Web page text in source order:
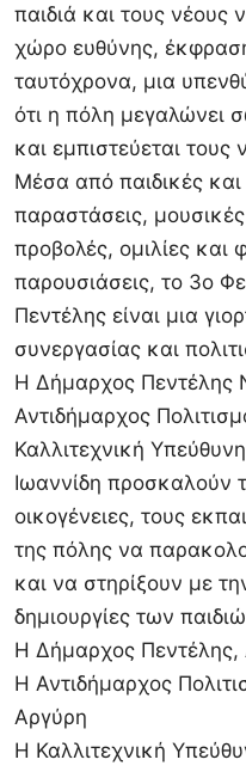
παιδιά και τους
χώρο ευθύνης,
ταυτόχρονα, μια
ότι η πόλη μεγαλώνει
και εμπιστεύεται τους
Μέσα από παιδικές και
παραστάσεις,
προβολές, ομιλίες και
παρουσιάσεις, το 3ο
Πεντέλης είναι μια
συνεργασίας και
Η Δήμαρχος Πεντέλης
Αντιδήμαρχος
Καλλιτεχνική
Ιωαννίδη προσκαλούν
οικογένειες, τους
της πόλης να
και να στηρίξουν με
δημιουργίες των
Η Δήμαρχος
Η Αντιδήμαρχος
Αργύρη
Η Καλλιτεχνική